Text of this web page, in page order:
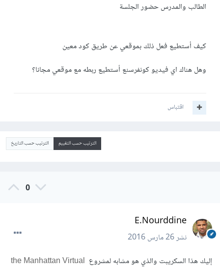
الطالب والمدرس حضور الجلسة
كيف أستطيع فعل ذلك بموقعي عن طريق كود معين
وهل هناك اي فيديو كونفرسنع أستطيع ربطه مع موقعي مجانا؟
اقتباس
الترتيب حسب التقييم الترتيب حسب التاريخ
0
E.Nourddine
نشر26 مارس 2016
إليك هذا السكريبت والذي هو مشابه لمشروع
the Manhattan Virtual